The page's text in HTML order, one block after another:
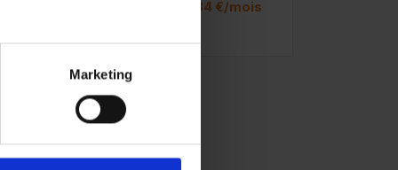
Marketing
427.34 €/mois